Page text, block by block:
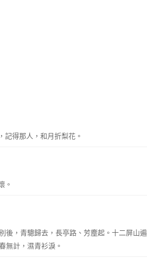
記得那人，和月折梨花。
。
後，青驄歸去，長亭路、芳塵起。十二屏山遍
無計，濕青衫淚。